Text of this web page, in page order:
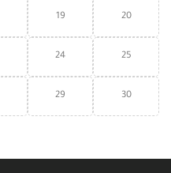
19 20
24 25
29 30